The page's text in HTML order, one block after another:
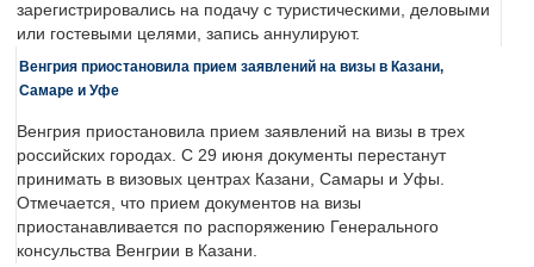
зарегистрировались на подачу с туристическими, деловыми
или гостевыми целями, запись аннулируют.
Венгрия приостановила прием заявлений на визы в Казани,
Самаре и Уфе
Венгрия приостановила прием заявлений на визы в трех
российских городах. С 29 июня документы перестанут
принимать в визовых центрах Казани, Самары и Уфы.
Отмечается, что прием документов на визы
приостанавливается по распоряжению Генерального
консульства Венгрии в Казани.